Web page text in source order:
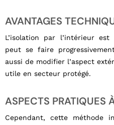
AVANTAGES
L’isolation par l’intérieur
peut se faire
aussi de modifier l’aspect
utile en secteur protégé.
ASPECTS PRATIQUES
Cependant, cette méthode